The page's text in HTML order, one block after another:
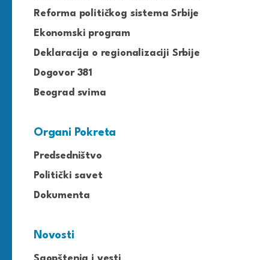
Reforma političkog sistema Srbije
Ekonomski program
Deklaracija o regionalizaciji Srbije
Dogovor 381
Beograd svima
Organi Pokreta
Predsedništvo
Politički savet
Dokumenta
Novosti